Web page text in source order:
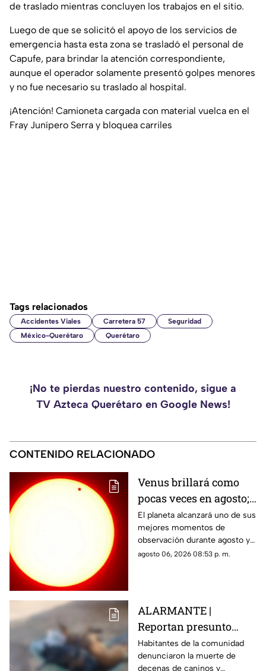
de traslado mientras concluyen los trabajos en el sitio.
Luego de que se solicitó el apoyo de los servicios de
emergencia hasta esta zona se trasladó el personal de
Capufe, para brindar la atención correspondiente,
aunque el operador solamente presentó golpes menores
y no fue necesario su traslado al hospital.
¡Atención! Camioneta cargada con material vuelca en el
Fray Junípero Serra y bloquea carriles
Tags relacionados
Accidentes Viales Carretera 57
Seguridad
México-Querétaro
Querétaro
¡No te pierdas nuestro contenido, sigue a
TV Azteca Querétaro en Google News!
CONTENIDO RELACIONADO
Venus brillará como
pocas veces en agosto;
a esta hora podrás
verlo durante este mes
El planeta alcanzará uno de sus
mejores momentos de
observación durante agosto y
podrá distinguirse sin
agosto 06, 2026 08:53 p. m.
ALARMANTE |
Reportan presunto
env3nen4miento de al
menos 23 perros en
Habitantes de la comunidad
denunciaron la muerte de
decenas de caninos y